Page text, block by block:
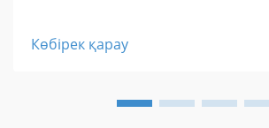
Көбірек қарау